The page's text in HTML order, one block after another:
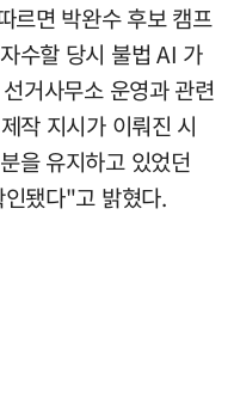
르면 박완수 후보 캠프
수할 당시 불법 AI 가
거사무소 운영과 관련
작 지시가 이뤄진 시
을 유지하고 있었던
됐다"고 밝혔다.